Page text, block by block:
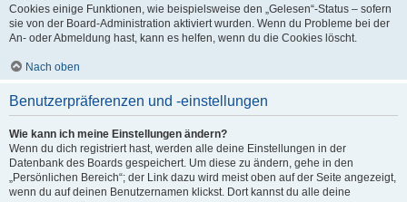
Cookies einige Funktionen, wie beispielsweise den „Gelesen“-Status – sofern
sie von der Board-Administration aktiviert wurden. Wenn du Probleme bei der
An- oder Abmeldung hast, kann es helfen, wenn du die Cookies löscht.
Nach oben
Benutzerpräferenzen und -einstellungen
Wie kann ich meine Einstellungen ändern?
Wenn du dich registriert hast, werden alle deine Einstellungen in der
Datenbank des Boards gespeichert. Um diese zu ändern, gehe in den
„Persönlichen Bereich“; der Link dazu wird meist oben auf der Seite angezeigt,
wenn du auf deinen Benutzernamen klickst. Dort kannst du alle deine